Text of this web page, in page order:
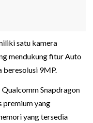
satu kamera
mendukung fitur Auto
beresolusi 9MP.
Snapdragon
premium yang
yang tersedia